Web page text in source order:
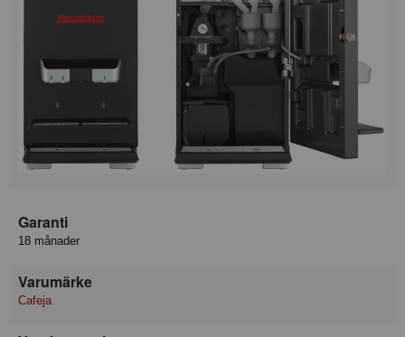
Garanti
18 månader
Varumärke
Cafeja